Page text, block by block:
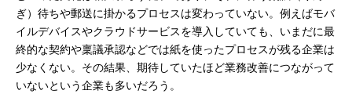
ぎ）待ちや郵送に掛かるプロセスは変わっていない。例えばモバ
イルデバイスやクラウドサービスを導入していても、いまだに最
終的な契約や稟議承認などでは紙を使ったプロセスが残る企業は
少なくない。その結果、期待していたほど業務改善につながって
いないという企業も多いだろう。